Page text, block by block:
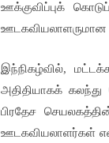
ஊக்குவிப்புக்
ஊடகவியலாளருமான
இந்நிகழ்வில்,
அதிதியாகக்
பிரதேச
ஊடகவியலாளர்கள்